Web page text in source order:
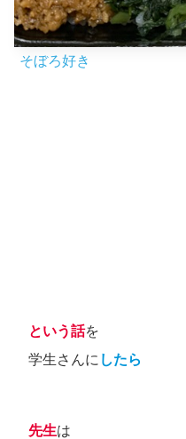
そぼろ好き
という話を
学生さんに したら
先生は